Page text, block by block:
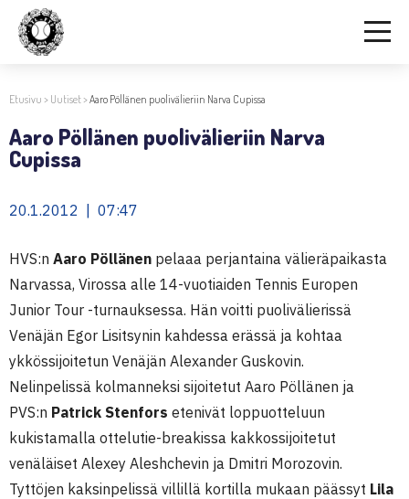
Etusivu > Uutiset>Aaro Pöllänen puolivälieriin Narva Cupissa
Aaro Pöllänen puolivälieriin Narva
Cupissa
20.1.2012 | 07:47
HVS:n Aaro Pöllänen pelaaa perjantaina välieräpaikasta
Narvassa, Virossa alle 14-vuotiaiden Tennis Europen
Junior Tour -turnauksessa. Hän voitti puolivälierissä
Venäjän Egor Lisitsynin kahdessa erässä ja kohtaa
ykkössijoitetun Venäjän Alexander Guskovin.
Nelinpelissä kolmanneksi sijoitetut Aaro Pöllänen ja
PVS:n Patrick Stenfors etenivät loppuotteluun
kukistamalla ottelutie-breakissa kakkossijoitetut
venäläiset Alexey Aleshchevin ja Dmitri Morozovin.
Tyttöjen kaksinpelissä villillä kortilla mukaan päässyt Lila